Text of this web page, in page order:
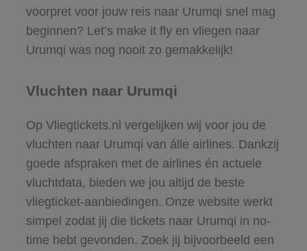
voorpret voor jouw reis naar Urumqi snel mag
beginnen? Let’s make it fly en vliegen naar
Urumqi was nog nooit zo gemakkelijk!
Vluchten naar Urumqi
Op Vliegtickets.nl vergelijken wij voor jou de
vluchten naar Urumqi van álle airlines. Dankzij
goede afspraken met de airlines én actuele
vluchtdata, bieden we jou altijd de beste
vliegticket-aanbiedingen. Onze website werkt
simpel zodat jij die tickets naar Urumqi in no-
time hebt gevonden. Zoek jij bijvoorbeeld een